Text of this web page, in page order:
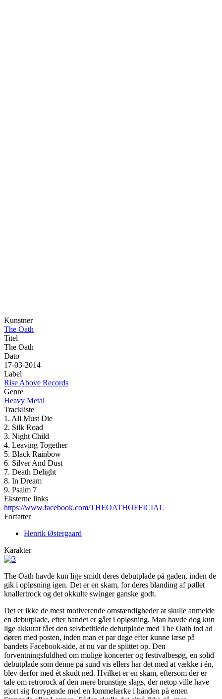
Kunstner
The Oath
Titel
The Oath
Dato
17-03-2014
Label
Rise Above Records
Genre
Heavy Metal
Trackliste
1. All Must Die
2. Silk Road
3. Night Child
4. Leaving Together
5. Black Rainbow
6. Silver And Dust
7. Death Delight
8. In Dream
9. Psalm 7
Eksterne links
https://www.facebook.com/THEOATHOFFICIAL
Forfatter
Henrik Østergaard
Karakter
The Oath havde kun lige smidt deres debutplade på gaden, inden de
gik i opløsning igen. Det er en skam, for deres blanding af pøllet
knallertrock og det okkulte swinger ganske godt.
Det er ikke de mest motiverende omstændigheder at skulle anmelde
en debutplade, efter bandet er gået i opløsning. Man havde dog kun
lige akkurat fået den selvbetitlede debutplade med The Oath ind ad
døren med posten, inden man et par dage efter kunne læse på
bandets Facebook-side, at nu var de splittet op. Den
forventningsfuldhed om mulige koncerter og festivalbesøg, en solid
debutplade som denne på sund vis ellers har det med at vække i én,
blev derfor med ét skudt ned. Hvilket er en skam, eftersom der er
tale om retrorock af den mere brunstige slags, der netop ville have
gjort sig forrygende med en lommelærke i hånden på enten